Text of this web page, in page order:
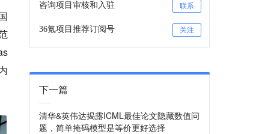
咨询项目审核和入驻 联系
36氪项目推荐订阅号 关注
下一篇
清华&英伟达揭露ICML最佳论文隐藏数值问
题，简单掩码模型是等价更好选择